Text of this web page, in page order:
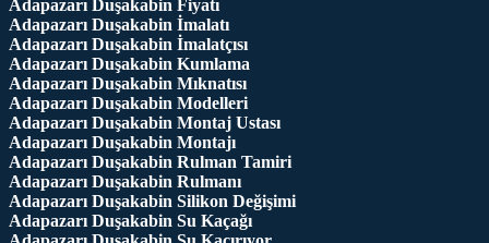
Adapazarı Duşakabin Fiyatı
Adapazarı Duşakabin İmalatı
Adapazarı Duşakabin İmalatçısı
Adapazarı Duşakabin Kumlama
Adapazarı Duşakabin Mıknatısı
Adapazarı Duşakabin Modelleri
Adapazarı Duşakabin Montaj Ustası
Adapazarı Duşakabin Montajı
Adapazarı Duşakabin Rulman Tamiri
Adapazarı Duşakabin Rulmanı
Adapazarı Duşakabin Silikon Değişimi
Adapazarı Duşakabin Su Kaçağı